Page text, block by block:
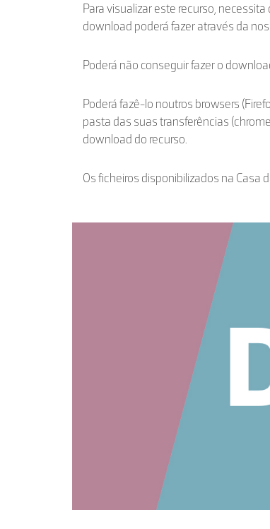
Para visualizar este recurso,
download poderá fazer através da
Poderá não conseguir fazer o
Poderá fazê-lo noutros browsers
pasta das suas transferências
download do recurso.
Os ficheiros disponibilizados na Casa